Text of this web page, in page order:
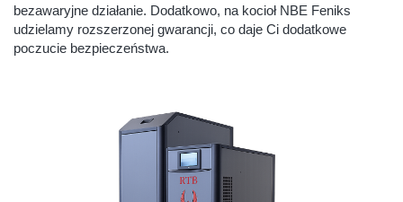
bezawaryjne działanie. Dodatkowo, na kocioł NBE Feniks
udzielamy rozszerzonej gwarancji, co daje Ci dodatkowe
poczucie bezpieczeństwa.